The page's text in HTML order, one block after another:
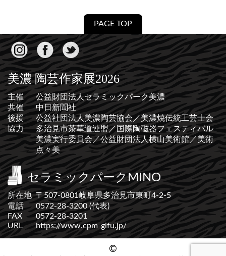
PAGE TOP
美濃 陶芸作家展2026
主催
公益財団法人セラミックパーク美濃
共催
中日新聞社
後援
公益社団法人美濃陶芸協会／美濃焼伝統工芸士会
協力
多治見市茶華道連盟／国際陶磁器フェスティバル
美濃実行委員会／公益財団法人横山美術館／美術
点々美
セラミックパークMINO
所在地 〒507-0801岐阜県多治見市東町4-2-5
電話
0572-28-3200 (代表)
FAX
0572-28-3201
URL
https://www.cpm-gifu.jp/
©